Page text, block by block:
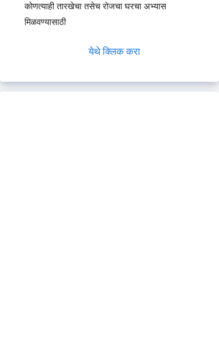
कोणत्याही तारखेचा तसेच रोजचा घरचा अभ्यास
मिळवण्यासाठी
येथे क्लिक करा